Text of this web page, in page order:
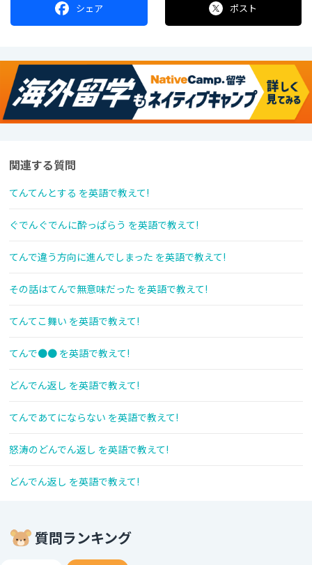
シェア ポスト
関連する質問
てんてんとする を英語で教えて!
ぐでんぐでんに酔っぱらう を英語で教えて!
てんで違う方向に進んでしまった を英語で教えて!
その話はてんで無意味だった を英語で教えて!
てんてこ舞い を英語で教えて!
てんで●● を英語で教えて!
どんでん返し を英語で教えて!
てんであてにならない を英語で教えて!
怒涛のどんでん返し を英語で教えて!
どんでん返し を英語で教えて!
質問ランキング